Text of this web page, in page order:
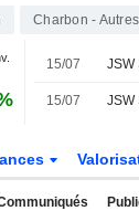
Charbon - Autres
15/07
15/07